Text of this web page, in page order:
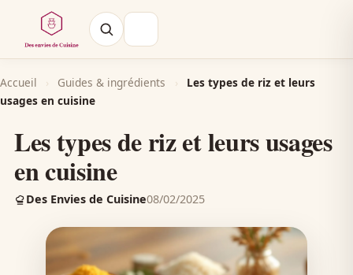
Accueil › Guides & ingrédients ›
Les types de riz et leurs
usages en cuisine
Les types de riz et leurs usages
en cuisine
Des Envies de Cuisine08/02/2025